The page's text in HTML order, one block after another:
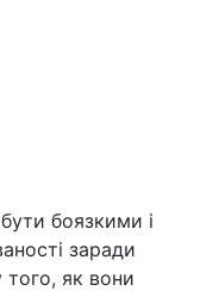
боязкими і
заради
того, як вони